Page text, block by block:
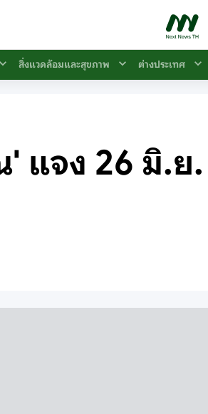
สิ่งแวดล้อมและสุขภาพ ต่างประเทศ
แจง 26 มิ.ย